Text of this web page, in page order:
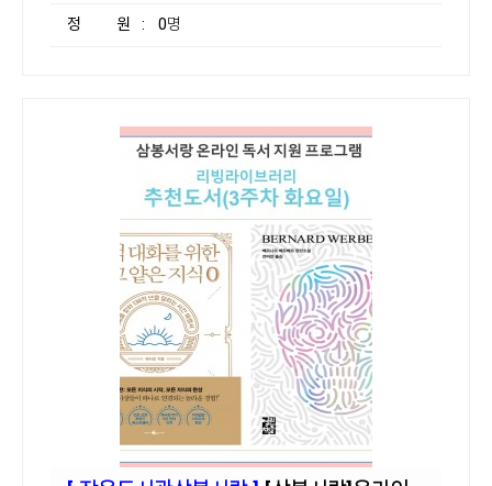
정 원 : 0명